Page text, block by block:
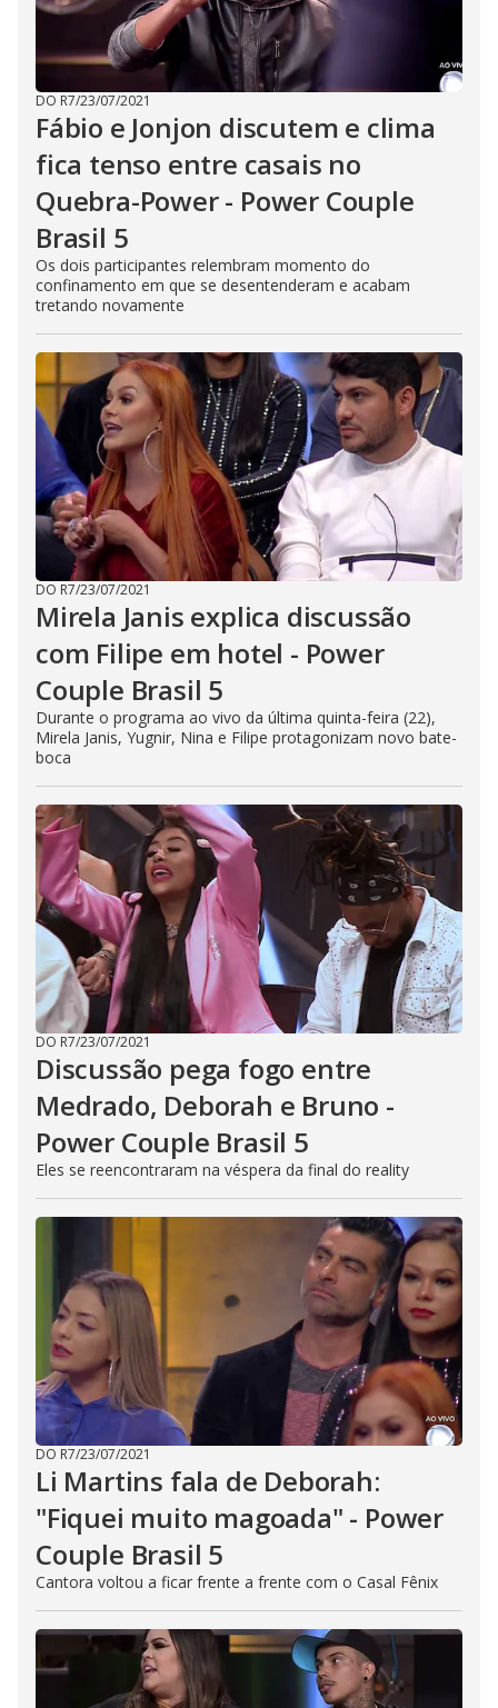
DO R7/23/07/2021
Fábio e Jonjon discutem e clima
fica tenso entre casais no
Quebra-Power - Power Couple
Brasil 5
Os dois participantes relembram momento do
confinamento em que se desentenderam e acabam
tretando novamente
DO R7/23/07/2021
Mirela Janis explica discussão
com Filipe em hotel - Power
Couple Brasil 5
Durante o programa ao vivo da última quinta-feira (22),
Mirela Janis, Yugnir, Nina e Filipe protagonizam novo bate-
boca
DO R7/23/07/2021
Discussão pega fogo entre
Medrado, Deborah e Bruno -
Power Couple Brasil 5
Eles se reencontraram na véspera da final do reality
DO R7/23/07/2021
Li Martins fala de Deborah:
"Fiquei muito magoada" - Power
Couple Brasil 5
Cantora voltou a ficar frente a frente com o Casal Fênix